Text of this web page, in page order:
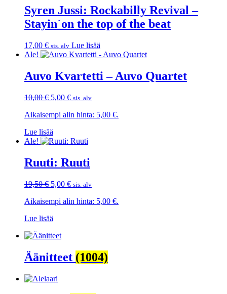
Syren Jussi: Rockabilly Revival –
Stayin´on the top of the beat
17,00 € sis. alv Lue lisää
Ale!
Auvo Kvartetti – Auvo Quartet
10,00€ Alkuperäinen
oli:
5,00 €Nykyinen
on:
sis. alv
Aikaisempi alin hinta: 5,00 €.
Lue lisää
Ale!
Ruuti: Ruuti
19,50€ Alkuperäinen
oli:
5,00 €Nykyinen
on:
sis. alv
Aikaisempi alin hinta: 5,00 €.
Lue lisää
Äänitteet (1004)